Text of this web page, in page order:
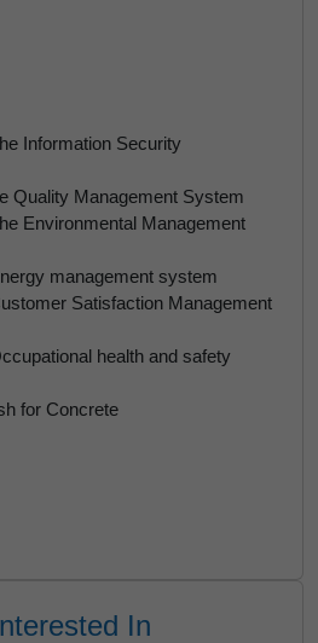
Information Security
Quality Management System
Environmental Management
management system
Satisfaction Management
health and safety
for Concrete
In